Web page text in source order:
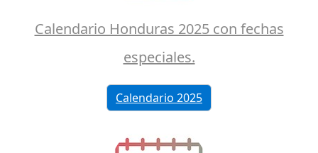
Calendario Honduras 2025 con fechas
especiales.
Calendario 2025